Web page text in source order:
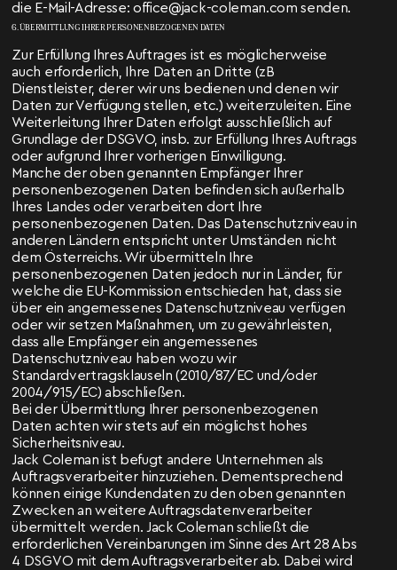
die E-Mail-Adresse: office@jack-coleman.com senden.
6. ÜBERMITTLUNG IHRER PERSONENBEZOGENEN DATEN
Zur Erfüllung Ihres Auftrages ist es möglicherweise
auch erforderlich, Ihre Daten an Dritte (zB
Dienstleister, derer wir uns bedienen und denen wir
Daten zur Verfügung stellen, etc.) weiterzuleiten. Eine
Weiterleitung Ihrer Daten erfolgt ausschließlich auf
Grundlage der DSGVO, insb. zur Erfüllung Ihres Auftrags
oder aufgrund Ihrer vorherigen Einwilligung.
Manche der oben genannten Empfänger Ihrer
personenbezogenen Daten befinden sich außerhalb
Ihres Landes oder verarbeiten dort Ihre
personenbezogenen Daten. Das Datenschutzniveau in
anderen Ländern entspricht unter Umständen nicht
dem Österreichs. Wir übermitteln Ihre
personenbezogenen Daten jedoch nur in Länder, für
welche die EU-Kommission entschieden hat, dass sie
über ein angemessenes Datenschutzniveau verfügen
oder wir setzen Maßnahmen, um zu gewährleisten,
dass alle Empfänger ein angemessenes
Datenschutzniveau haben wozu wir
Standardvertragsklauseln (2010/87/EC und/oder
2004/915/EC) abschließen.
Bei der Übermittlung Ihrer personenbezogenen
Daten achten wir stets auf ein möglichst hohes
Sicherheitsniveau.
Jack Coleman ist befugt andere Unternehmen als
Auftragsverarbeiter hinzuziehen. Dementsprechend
können einige Kundendaten zu den oben genannten
Zwecken an weitere Auftragsdatenverarbeiter
übermittelt werden. Jack Coleman schließt die
erforderlichen Vereinbarungen im Sinne des Art 28 Abs
4 DSGVO mit dem Auftragsverarbeiter ab. Dabei wird